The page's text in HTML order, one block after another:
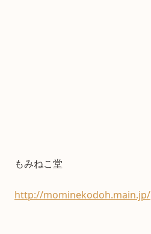
もみねこ堂
http://mominekodoh.main.jp/